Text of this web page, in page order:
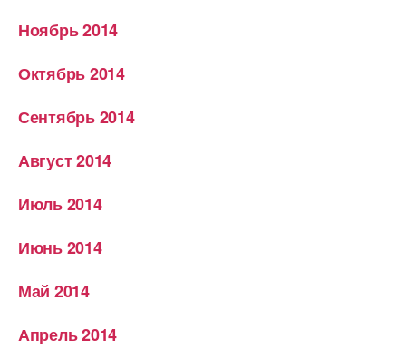
Ноябрь 2014
Октябрь 2014
Сентябрь 2014
Август 2014
Июль 2014
Июнь 2014
Май 2014
Апрель 2014